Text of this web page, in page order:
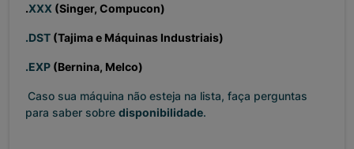
.XXX (Singer, Compucon)
.DST (Tajima e Máquinas Industriais)
.EXP (Bernina, Melco)
Caso sua máquina não esteja na lista, faça perguntas
para saber sobre disponibilidade.